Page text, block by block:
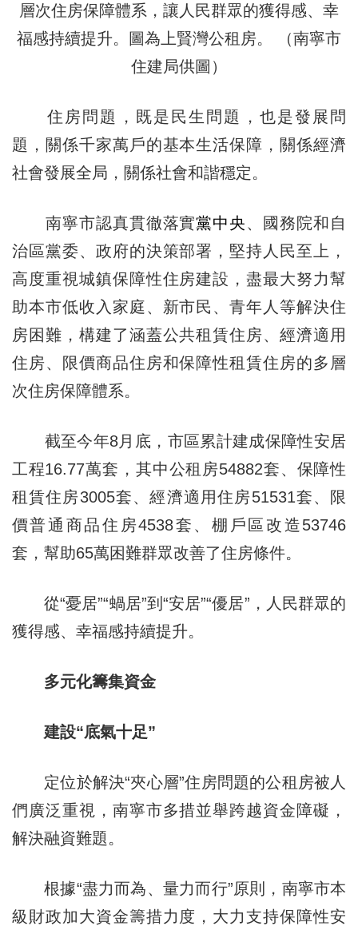
層次住房保障體系，讓人民群眾的獲得感、幸
福感持續提升。圖為上賢灣公租房。 （南寧市
住建局供圖）
住房問題，既是民生問題，也是發展問
題，關係千家萬戶的基本生活保障，關係經濟
社會發展全局，關係社會和諧穩定。
南寧市認真貫徹落實黨中央、國務院和自
治區黨委、政府的決策部署，堅持人民至上，
高度重視城鎮保障性住房建設，盡最大努力幫
助本市低收入家庭、新市民、青年人等解決住
房困難，構建了涵蓋公共租賃住房、經濟適用
住房、限價商品住房和保障性租賃住房的多層
次住房保障體系。
截至今年8月底，市區累計建成保障性安居
工程16.77萬套，其中公租房54882套、保障性
租賃住房3005套、經濟適用住房51531套、限
價普通商品住房4538套、棚戶區改造53746
套，幫助65萬困難群眾改善了住房條件。
從“憂居”“蝸居”到“安居”“優居”，人民群眾的
獲得感、幸福感持續提升。
多元化籌集資金
建設“底氣十足”
定位於解決“夾心層”住房問題的公租房被人
們廣泛重視，南寧市多措並舉跨越資金障礙，
解決融資難題。
根據“盡力而為、量力而行”原則，南寧市本
級財政加大資金籌措力度，大力支持保障性安